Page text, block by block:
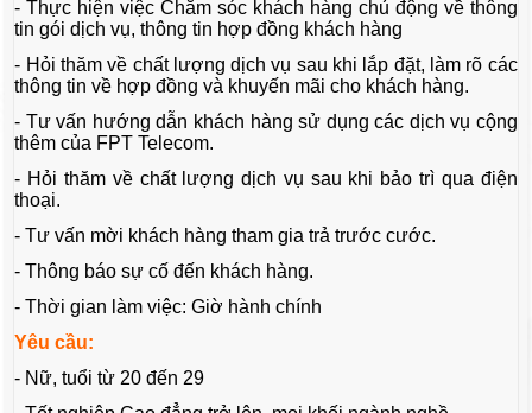
- Thực hiện việc Chăm sóc khách hàng chủ động về thông
tin gói dịch vụ, thông tin hợp đồng khách hàng
- Hỏi thăm về chất lượng dịch vụ sau khi lắp đặt, làm rõ các
thông tin về hợp đồng và khuyến mãi cho khách hàng.
- Tư vấn hướng dẫn khách hàng sử dụng các dịch vụ cộng
thêm của FPT Telecom.
- Hỏi thăm về chất lượng dịch vụ sau khi bảo trì qua điện
thoại.
- Tư vấn mời khách hàng tham gia trả trước cước.
- Thông báo sự cố đến khách hàng.
- Thời gian làm việc: Giờ hành chính
Yêu cầu:
- Nữ, tuổi từ 20 đến 29